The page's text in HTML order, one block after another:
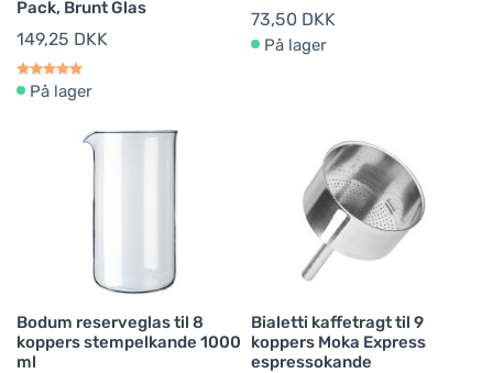
Pack, Brunt Glas
149,25 DKK
På lager
73,50 DKK
På lager
Bodum reserveglas til 8
koppers stempelkande 1000
ml
Bialetti kaffetragt til 9
koppers Moka Express
espressokande